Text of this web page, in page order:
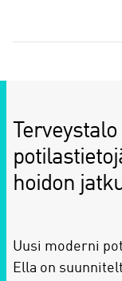
a
hoidon
Uusi moderni
Ella on